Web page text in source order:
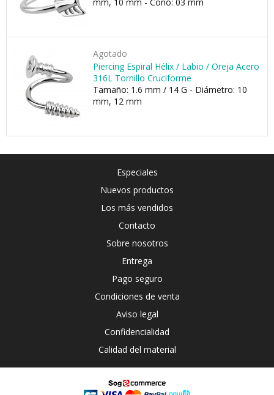
Agotado
Piercing Espiral Hélix / Labio / Oreja Acero
316L Tornillo Cruciforme
Tamaño: 1.6 mm / 14 G - Diámetro: 10
mm, 12 mm
Especiales
Nuevos productos
Los más vendidos
Contacto
Sobre nosotros
Entrega
Pago seguro
Condiciones de venta
Aviso legal
Confidencialidad
Calidad del material